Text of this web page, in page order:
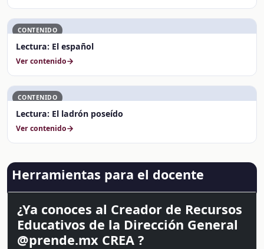
CONTENIDO
Lectura: El español
Ver contenido
CONTENIDO
Lectura: El ladrón poseído
Ver contenido
Herramientas para el docente
¿Ya conoces al Creador de Recursos
Educativos de la Dirección General
@prende.mx CREA ?